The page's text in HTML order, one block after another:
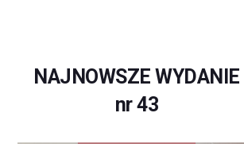
NAJNOWSZE WYDANIE
nr 43